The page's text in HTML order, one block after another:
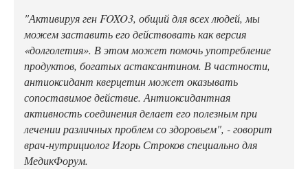
"Активируя ген FOXO3, общий для всех людей, мы
можем заставить его действовать как версия
«долголетия». В этом может помочь употребление
продуктов, богатых астаксантином. В частности,
антиоксидант кверцетин может оказывать
сопоставимое действие. Антиоксидантная
активность соединения делает его полезным при
лечении различных проблем со здоровьем", - говорит
врач-нутрициолог Игорь Строков специально для
МедикФорум.